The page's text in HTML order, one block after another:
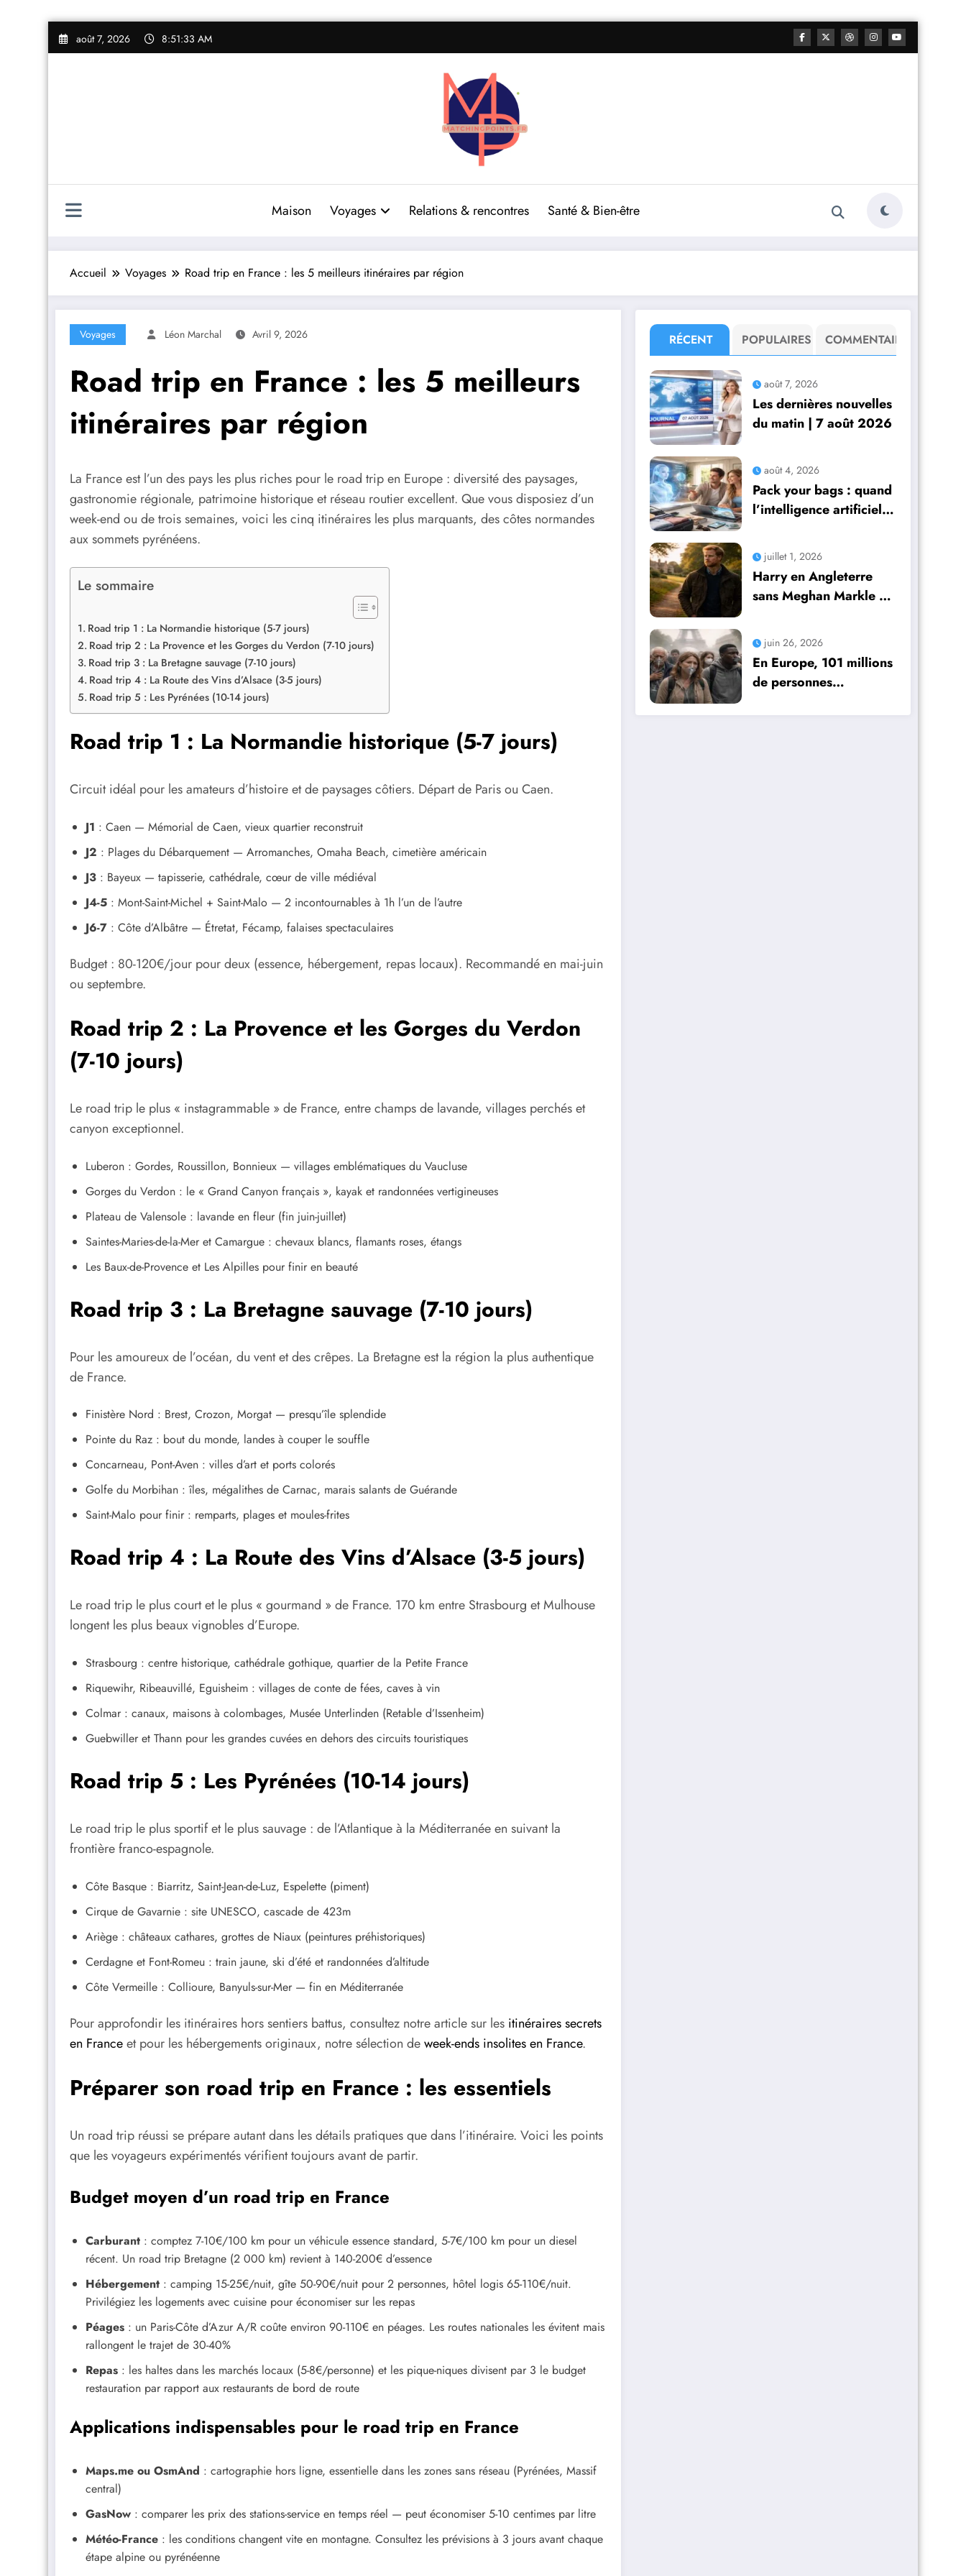
Aller
août 7, 2026 8:51:34 AM
Maison Voyages Relations & rencontres Santé & Bien-être
Accueil Voyages Road trip en France : les 5 meilleurs itinéraires par région
Voyages Léon Marchal Avril 9, 2026
Road trip en France : les 5 meilleurs
itinéraires par région
La France est l’un des pays les plus riches pour le road trip en Europe : diversité des paysages,
gastronomie régionale, patrimoine historique et réseau routier excellent. Que vous disposiez d’un
week-end ou de trois semaines, voici les cinq itinéraires les plus marquants, des côtes normandes
aux sommets pyrénéens.
Le sommaire
Road trip 1 : La Normandie historique (5-7 jours)
Road trip 2 : La Provence et les Gorges du Verdon (7-10 jours)
Road trip 3 : La Bretagne sauvage (7-10 jours)
Road trip 4 : La Route des Vins d’Alsace (3-5 jours)
Road trip 5 : Les Pyrénées (10-14 jours)
Road trip 1 : La Normandie historique (5-7 jours)
Circuit idéal pour les amateurs d’histoire et de paysages côtiers. Départ de Paris ou Caen.
J1 : Caen — Mémorial de Caen, vieux quartier reconstruit
J2 : Plages du Débarquement — Arromanches, Omaha Beach, cimetière américain
J3 : Bayeux — tapisserie, cathédrale, cœur de ville médiéval
J4-5 : Mont-Saint-Michel + Saint-Malo — 2 incontournables à 1h l’un de l’autre
J6-7 : Côte d’Albâtre — Étretat, Fécamp, falaises spectaculaires
Budget : 80-120€/jour pour deux (essence, hébergement, repas locaux). Recommandé en mai-juin
ou septembre.
Road trip 2 : La Provence et les Gorges du Verdon
(7-10 jours)
Le road trip le plus « instagrammable » de France, entre champs de lavande, villages perchés et
canyon exceptionnel.
Luberon : Gordes, Roussillon, Bonnieux — villages emblématiques du Vaucluse
Gorges du Verdon : le « Grand Canyon français », kayak et randonnées vertigineuses
Plateau de Valensole : lavande en fleur (fin juin-juillet)
Saintes-Maries-de-la-Mer et Camargue : chevaux blancs, flamants roses, étangs
Les Baux-de-Provence et Les Alpilles pour finir en beauté
Road trip 3 : La Bretagne sauvage (7-10 jours)
Pour les amoureux de l’océan, du vent et des crêpes. La Bretagne est la région la plus authentique
de France.
Finistère Nord : Brest, Crozon, Morgat — presqu’île splendide
Pointe du Raz : bout du monde, landes à couper le souffle
Concarneau, Pont-Aven : villes d’art et ports colorés
Golfe du Morbihan : îles, mégalithes de Carnac, marais salants de Guérande
Saint-Malo pour finir : remparts, plages et moules-frites
Road trip 4 : La Route des Vins d’Alsace (3-5 jours)
Le road trip le plus court et le plus « gourmand » de France. 170 km entre Strasbourg et Mulhouse
longent les plus beaux vignobles d’Europe.
Strasbourg : centre historique, cathédrale gothique, quartier de la Petite France
Riquewihr, Ribeauvillé, Eguisheim : villages de conte de fées, caves à vin
Colmar : canaux, maisons à colombages, Musée Unterlinden (Retable d’Issenheim)
Guebwiller et Thann pour les grandes cuvées en dehors des circuits touristiques
Road trip 5 : Les Pyrénées (10-14 jours)
Le road trip le plus sportif et le plus sauvage : de l’Atlantique à la Méditerranée en suivant la
frontière franco-espagnole.
Côte Basque : Biarritz, Saint-Jean-de-Luz, Espelette (piment)
Cirque de Gavarnie : site UNESCO, cascade de 423m
Ariège : châteaux cathares, grottes de Niaux (peintures préhistoriques)
Cerdagne et Font-Romeu : train jaune, ski d’été et randonnées d’altitude
Côte Vermeille : Collioure, Banyuls-sur-Mer — fin en Méditerranée
Pour approfondir les itinéraires hors sentiers battus, consultez notre article sur les itinéraires secrets
en Franceet pour les hébergements originaux, notre sélection deweek-ends insolites en France.
Préparer son road trip en France : les essentiels
Un road trip réussi se prépare autant dans les détails pratiques que dans l’itinéraire. Voici les points
que les voyageurs expérimentés vérifient toujours avant de partir.
Budget moyen d’un road trip en France
Carburant : comptez 7-10€/100 km pour un véhicule essence standard, 5-7€/100 km pour un diesel
récent. Un road trip Bretagne (2 000 km) revient à 140-200€ d’essence
Hébergement : camping 15-25€/nuit, gîte 50-90€/nuit pour 2 personnes, hôtel logis 65-110€/nuit.
Privilégiez les logements avec cuisine pour économiser sur les repas
Péages : un Paris-Côte d’Azur A/R coûte environ 90-110€ en péages. Les routes nationales les évitent mais
rallongent le trajet de 30-40%
Repas : les haltes dans les marchés locaux (5-8€/personne) et les pique-niques divisent par 3 le budget
restauration par rapport aux restaurants de bord de route
Applications indispensables pour le road trip en France
Maps.me ou OsmAnd : cartographie hors ligne, essentielle dans les zones sans réseau (Pyrénées, Massif
central)
GasNow : comparer les prix des stations-service en temps réel — peut économiser 5-10 centimes par litre
Météo-France : les conditions changent vite en montagne. Consultez les prévisions à 3 jours avant chaque
étape alpine ou pyrénéenne
RÉCENT POPULAIRES COMMENTAIRE
août 7, 2026
Les dernières nouvelles
du matin | 7 août 2026
août 4, 2026
Pack your bags : quand
l’intelligence artificielle
l’organisation de leurs
voyages
juillet 1, 2026
Harry en Angleterre
sans Meghan Markle et
incertain mais plein de
possibilités
juin 26, 2026
En Europe, 101 millions
de personnes
difficultés respiratoires